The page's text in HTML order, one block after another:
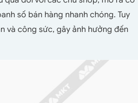
số bán hàng nhanh chóng. Tuy
và công sức, gây ảnh hưởng đến